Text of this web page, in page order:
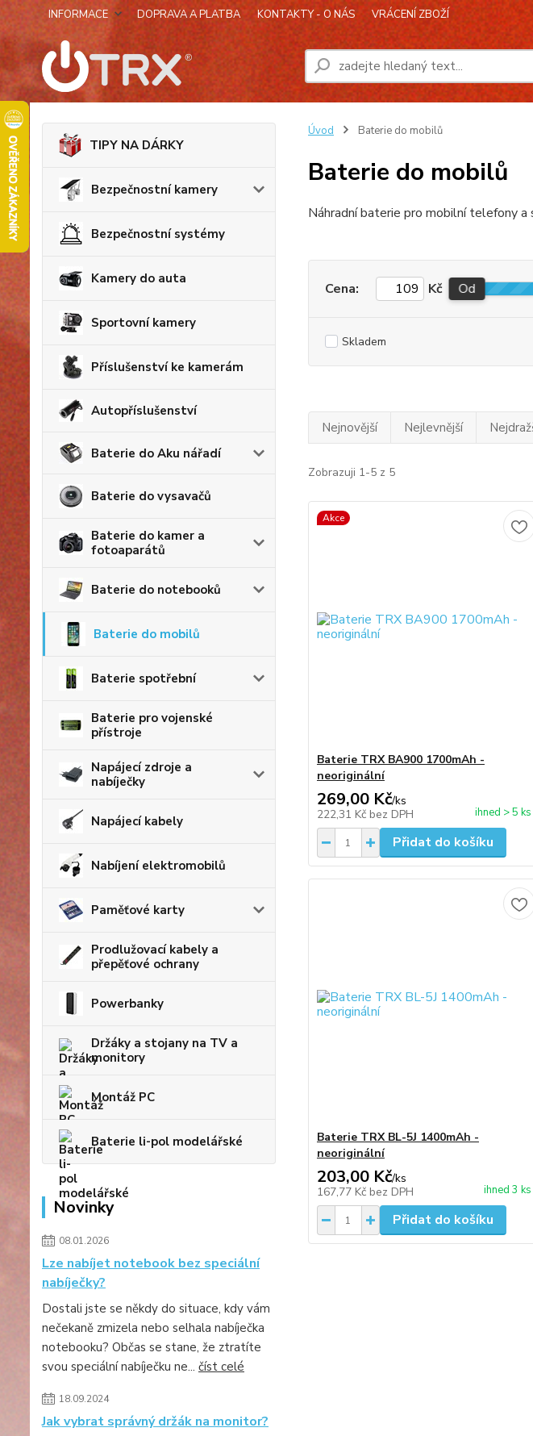
INFORMACE DOPRAVA A PLATBA KONTAKTY - O NÁS VRÁCENÍ ZBOŽÍ
TIPY NA DÁRKY
Bezpečnostní kamery
Bezpečnostní systémy
Kamery do auta
Sportovní kamery
Příslušenství ke kamerám
Autopříslušenství
Baterie do Aku nářadí
Baterie do vysavačů
Baterie do kamer a
fotoaparátů
Baterie do notebooků
Baterie do mobilů
Baterie spotřební
Baterie pro vojenské
přístroje
Napájecí zdroje a
nabíječky
Napájecí kabely
Nabíjení elektromobilů
Paměťové karty
Prodlužovací kabely a
přepěťové ochrany
Powerbanky
Držáky a stojany na TV a
monitory
Montáž PC
Baterie li-pol modelářské
Novinky
08.01.2026
Lze nabíjet notebook bez speciální
nabíječky?
Dostali jste se někdy do situace, kdy vám
nečekaně zmizela nebo selhala nabíječka
notebooku? Občas se stane, že ztratíte
svou speciální nabíječku ne... číst celé
18.09.2024
Jak vybrat správný držák na monitor?
Úvod Baterie do mobilů
Baterie do mobilů
Náhradní baterie pro mobilní telefony a
Cena: Kč Od
Skladem
Nejnovější Nejlevnější
Zobrazuji 1-5 z 5
Akce
Baterie TRX BA900 1700mAh -
neoriginální
269,00 Kč/ks
222,31 Kč bez DPH ihned > 5 ks
Přidat do košíku
Baterie TRX BL-5J 1400mAh -
neoriginální
203,00 Kč/ks
167,77 Kč bez DPH ihned 3 ks
Přidat do košíku